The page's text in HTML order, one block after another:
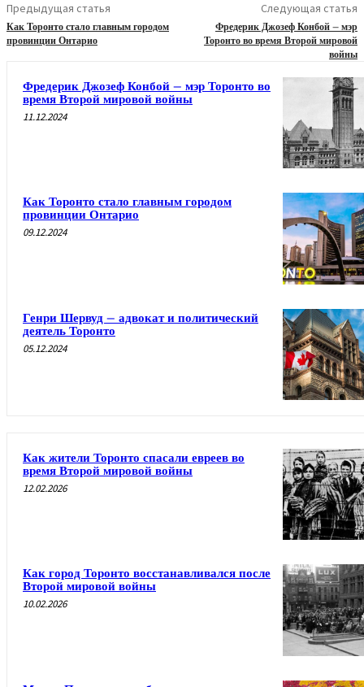
Предыдущая статья
Как Торонто стало главным городом
провинции Онтарио
Следующая статья
Фредерик Джозеф Конбой – мэр
Торонто во время Второй мировой
войны
Фредерик Джозеф Конбой – мэр Торонто во
время Второй мировой войны
11.12.2024
Как Торонто стало главным городом
провинции Онтарио
09.12.2024
Генри Шервуд – адвокат и политический
деятель Торонто
05.12.2024
Как жители Торонто спасали евреев во
время Второй мировой войны
12.02.2026
Как город Торонто восстанавливался после
Второй мировой войны
10.02.2026